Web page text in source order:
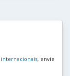
, envie